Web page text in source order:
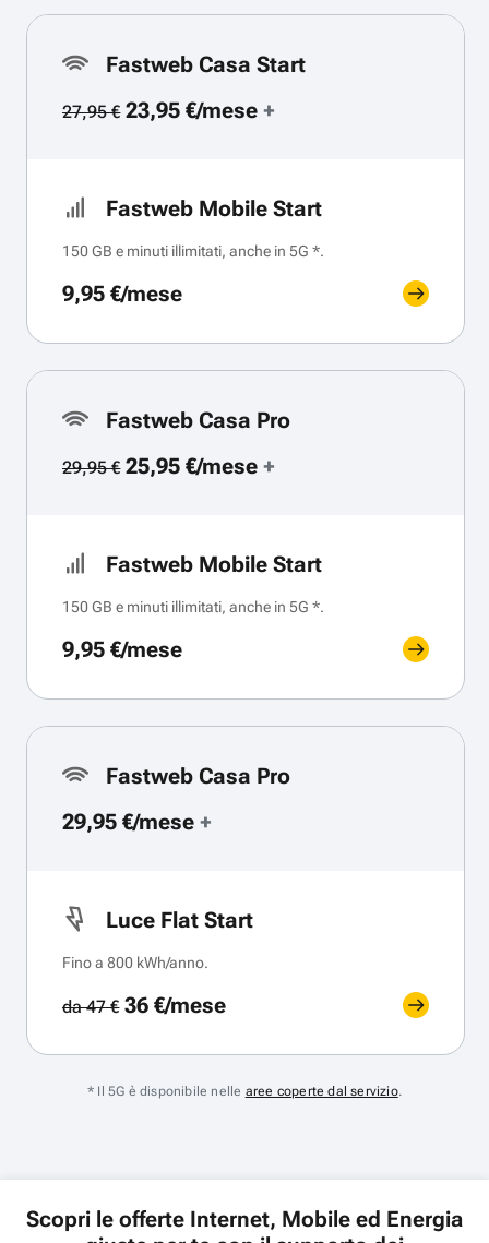
Fastweb Casa Start
27,95 €23,95 €/mese+
Fastweb Mobile Start
150 GB e minuti illimitati, anche in 5G *.
9,95 €/mese
Fastweb Casa Pro
29,95 €25,95 €/mese+
Fastweb Mobile Start
150 GB e minuti illimitati, anche in 5G *.
9,95 €/mese
Fastweb Casa Pro
29,95 €/mese +
Luce Flat Start
Fino a 800 kWh/anno.
da 47 €36 €/mese
* Il 5G è disponibile nelle aree coperte dal servizio.
Scopri le offerte Internet, Mobile ed Energia